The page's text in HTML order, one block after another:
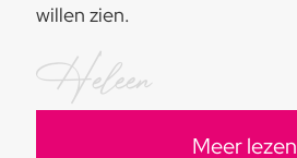
willen zien.
Meer lezen
Heleen